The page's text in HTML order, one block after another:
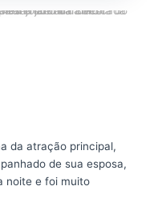
da atração principal,
de sua esposa,
noite e foi muito